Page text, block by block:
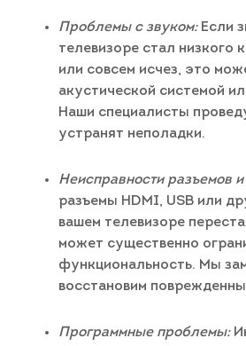
Проблемы с звуком:Если
телевизоре стал низкого
или совсем исчез, это
акустической системой
Наши специалисты
устранят неполадки.
Неисправности разъемов и
разъемы HDMI, USB или
вашем телевизоре
может существенно
функциональность. Мы
восстановим
Программные проблемы: